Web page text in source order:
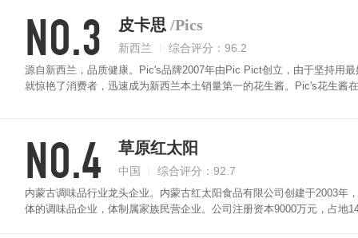
NO.3 皮卡思 /Pics
新西兰 综合评分：96.2
源自新西兰，品质健康。Pic's品牌2007年由Pic Pict创立，由于坚持用
就惊艳了消费者，迅速成为新西兰本土销量第一的花生酱。Pic's花生酱
NO.4 草原红太阳
中国 综合评分：92.7
内蒙古调味品行业龙头企业。内蒙古红太阳食品有限公司创建于2003
体的调味品企业，体制属家族民营企业。公司注册资本9000万元，占地